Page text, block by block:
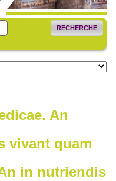
RECHERCHE
An
vivant quam
in nutriendis